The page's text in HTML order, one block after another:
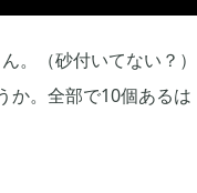
。（砂付いてない？）
か。全部で10個あるは
3